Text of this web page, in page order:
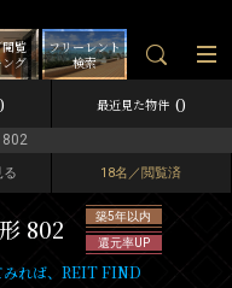
フリーレント
検索
覧
ング
最近見た物件 0
802
る 18名／閲覧済
802
築5年以内
還元率UP
みれば、REIT FIND